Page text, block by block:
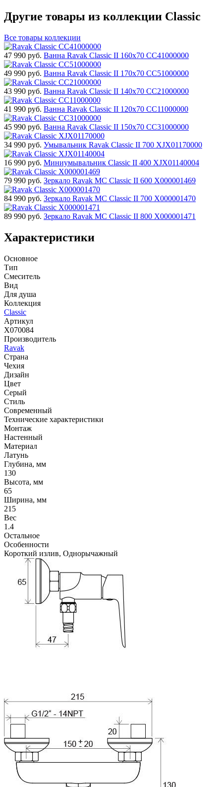
Другие товары из коллекции Classic
Все товары коллекции
47 990 руб. Ванна Ravak Classic II 160x70 CC41000000
49 990 руб. Ванна Ravak Classic II 170x70 CC51000000
43 990 руб. Ванна Ravak Classic II 140x70 CC21000000
41 990 руб. Ванна Ravak Classic II 120x70 CC11000000
45 990 руб. Ванна Ravak Classic II 150x70 CC31000000
34 990 руб. Умывальник Ravak Classic II 700 XJX01170000
16 990 руб. Миниумывальник Classic II 400 XJX01140004
79 990 руб. Зеркало Ravak MC Classic II 600 X000001469
84 990 руб. Зеркало Ravak MC Classic II 700 X000001470
89 990 руб. Зеркало Ravak MC Classic II 800 X000001471
Характеристики
Основное
Тип
Смеситель
Вид
Для душа
Коллекция
Classic
Артикул
X070084
Производитель
Ravak
Страна
Чехия
Дизайн
Цвет
Серый
Стиль
Современный
Технические характеристики
Монтаж
Настенный
Материал
Латунь
Глубина, мм
130
Высота, мм
65
Ширина, мм
215
Вес
1.4
Остальное
Особенности
Короткий излив, Однорычажный